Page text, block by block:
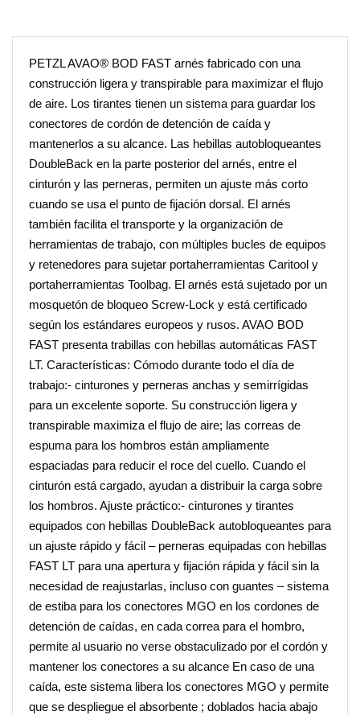
PETZL AVAO® BOD FAST arnés fabricado con una
construcción ligera y transpirable para maximizar el flujo
de aire. Los tirantes tienen un sistema para guardar los
conectores de cordón de detención de caída y
mantenerlos a su alcance. Las hebillas autobloqueantes
DoubleBack en la parte posterior del arnés, entre el
cinturón y las perneras, permiten un ajuste más corto
cuando se usa el punto de fijación dorsal. El arnés
también facilita el transporte y la organización de
herramientas de trabajo, con múltiples bucles de equipos
y retenedores para sujetar portaherramientas Caritool y
portaherramientas Toolbag. El arnés está sujetado por un
mosquetón de bloqueo Screw-Lock y está certificado
según los estándares europeos y rusos. AVAO BOD
FAST presenta trabillas con hebillas automáticas FAST
LT. Características: Cómodo durante todo el día de
trabajo:- cinturones y perneras anchas y semirrígidas
para un excelente soporte. Su construcción ligera y
transpirable maximiza el flujo de aire; las correas de
espuma para los hombros están ampliamente
espaciadas para reducir el roce del cuello. Cuando el
cinturón está cargado, ayudan a distribuir la carga sobre
los hombros. Ajuste práctico:- cinturones y tirantes
equipados con hebillas DoubleBack autobloqueantes para
un ajuste rápido y fácil – perneras equipadas con hebillas
FAST LT para una apertura y fijación rápida y fácil sin la
necesidad de reajustarlas, incluso con guantes – sistema
de estiba para los conectores MGO en los cordones de
detención de caídas, en cada correa para el hombro,
permite al usuario no verse obstaculizado por el cordón y
mantener los conectores a su alcance En caso de una
caída, este sistema libera los conectores MGO y permite
que se despliegue el absorbente ; doblados hacia abajo